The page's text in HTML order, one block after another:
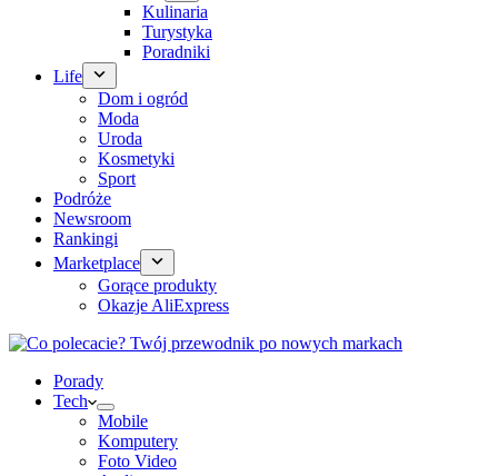
Kulinaria
Turystyka
Poradniki
Life
Dom i ogród
Moda
Uroda
Kosmetyki
Sport
Podróże
Newsroom
Rankingi
Marketplace
Gorące produkty
Okazje AliExpress
Porady
Tech
Mobile
Komputery
Foto Video